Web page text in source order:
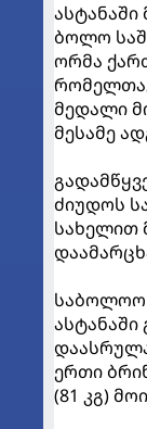
ბოლო
ორმა
მედალი
მესამე
ძიუდოს
სახელით
საბოლოო
ერთი
(81 კგ)